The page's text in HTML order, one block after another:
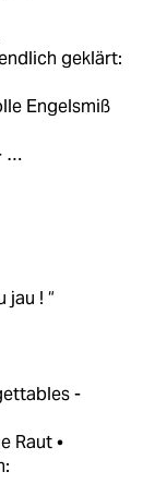
geklärt:
Engelsmiß
…
jau ! “
-
Raut •